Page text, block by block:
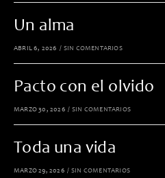
Un alma
ABRIL 6, 2026 / SIN COMENTARIOS
Pacto con el olvido
MARZO 30, 2026 / SIN COMENTARIOS
Toda una vida
MARZO 29, 2026 / SIN COMENTARIOS